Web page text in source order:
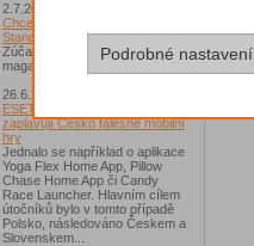
2.7.2026
Chcete získat Norton 360
Standard?
Zúčastněte se soutěže s
magazínem IT Kompas...
26.6.2026
ESET: S příchodem léta
zaplavují Česko falešné mobilní
hry
Jednalo se například o aplikace
Yoga Flex Home App, Pillow
Chase Home App či Candy
Race Launcher. Hlavním cílem
útočníků bylo v tomto případě
Polsko, následováno Českem a
Slovenskem...
Podrobné nastavení